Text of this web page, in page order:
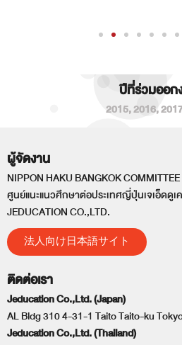
ปีที่ร่วมออก
2015,2016,
ผู้จัดงาน
NIPPON HAKU BANGKOK COMMITTEE
ศูนย์แนะแนวศึกษาต่อประเทศญี่ปุ่นเจเอ็ดดูเ
JEDUCATION CO.,LTD.
法人向け日本語サイト
ติดต่อเรา
Jeducation Co.,Ltd. (Japan)
AL Bldg 310 4-31-1 Taito Taito-ku
Jeducation Co.,Ltd. (Thailand)